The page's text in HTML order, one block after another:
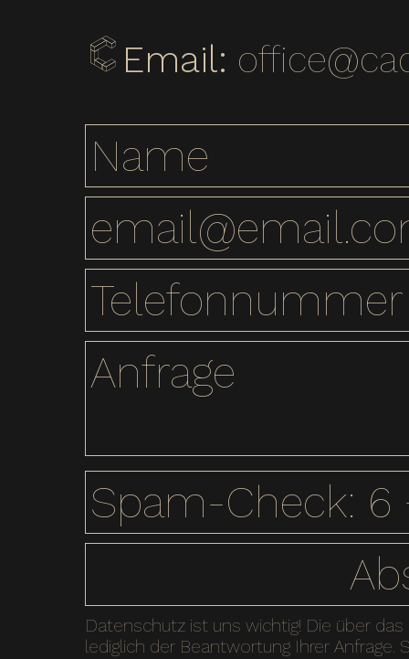
Email:
Datenschutz ist uns wichtig! Die über
lediglich der Beantwortung Ihrer Anfrage.